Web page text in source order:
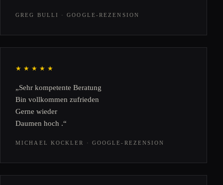
GREG BULLI · GOOGLE-REZENSION
★★★★★
„Sehr kompetente Beratung
Bin vollkommen zufrieden
Gerne wieder
Daumen hoch .“
MICHAEL KOCKLER · GOOGLE-REZENSION